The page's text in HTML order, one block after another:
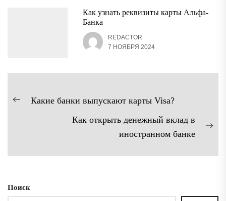
Как узнать реквизиты карты Альфа-
Банка
REDACTOR
7 НОЯБРЯ 2024
Навигация
Предыдущая
Какие банки выпускают карты Visa?
Как открыть денежный вклад в
иностранном банке
Поиск